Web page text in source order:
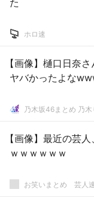
た
ホロ速
【画像】樋口日奈
ヤバかったよな
乃木坂46まとめ 乃木
【画像】最近の芸
ｗｗｗｗｗｗ
お笑いまとめ 芸人